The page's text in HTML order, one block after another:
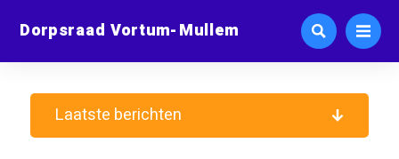
Dorpsraad Vortum-Mullem
Laatste berichten